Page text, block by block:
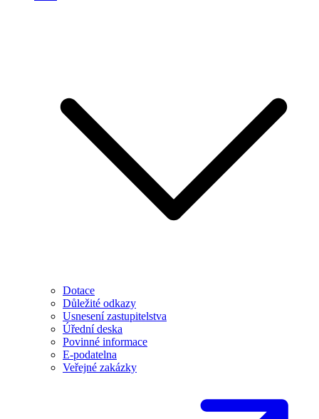
Dotace
Důležité odkazy
Usnesení zastupitelstva
Úřední deska
Povinné informace
E-podatelna
Veřejné zakázky